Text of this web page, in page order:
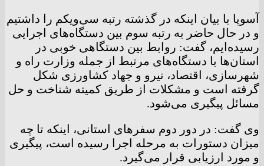
آسوپا با بیان اینکه در گذشته رتبه سی‌ویکم را داشتیم
و در حال حاضر به رتبه سوم بین دستگاه‌های اجرایی
رسیده‌ایم، گفت: روابط بین دستگاهی خوبی در
استان‌ها با دستگاه‌های مرتبط از جمله وزارت راه و
شهرسازی، اقتصاد، نیرو و جهاد کشاورزی شکل
گرفته است و مشکلات از طریق کمیته شناخت و حل
مسائل پیگیری می‌شود.
وی گفت: در دور دوم سفرهای استانی، اینکه تا چه
میزان دستورات به مرحله اجرا رسیده‌ است، پیگیری
و مورد ارزیابی قرار می‌گیرد.